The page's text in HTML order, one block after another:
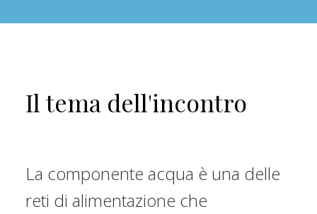
Il tema dell'incontro
La componente acqua è una delle
reti di alimentazione che